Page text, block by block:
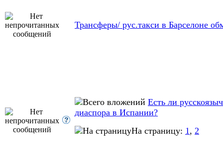
Трансферы/ рус.такси в Барселоне
Есть ли
диаспора в Испании?
На страницу: 1, 2